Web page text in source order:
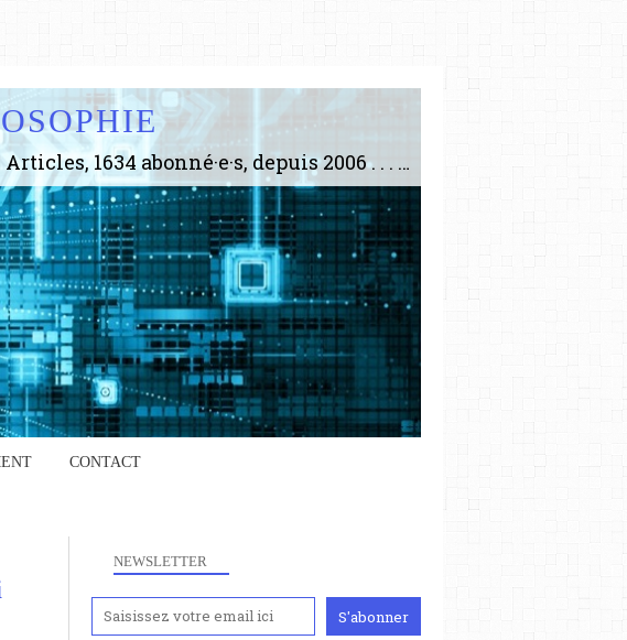
Le plus gros site de philosophie de France ! ABONNEZ-VOUS ! 4115 Articles, 1634 abonné·e·s, depuis 2006 . . . . . . . . 2 852 214 pages vues jusqu'à présent. Prestance et être apte à un plus grand nombre de choses.
CONTACT
NEWSLETTER